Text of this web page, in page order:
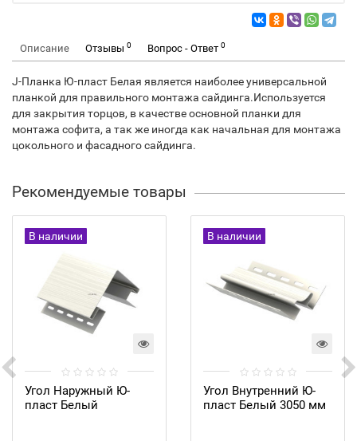
Описание Отзывы 0 Вопрос - Ответ 0
J-Планка Ю-пласт Белая является наиболее универсальной
планкой для правильного монтажа сайдинга.Используется
для закрытия торцов, в качестве основной планки для
монтажа софита, а так же иногда как начальная для монтажа
цокольного и фасадного сайдинга.
Рекомендуемые товары
В наличии
Угол Наружный Ю-
пласт Белый
В наличии
Угол Внутренний Ю-
пласт Белый 3050 мм